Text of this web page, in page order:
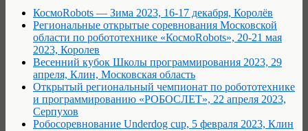
КосмоRobots — Зима 2023, 16-17 декабря, Королёв
Региональные открытые соревнования Московской
области по робототехнике «КосмоRobots», 20-21 мая
2023, Королев
Весенний кубок Школы программирования 2023, 29
апреля, Клин, Московская область
Открытый региональный чемпионат по робототехнике
и программированию «РОБОСЛЕТ», 22 апреля 2023,
Серпухов
Робосоревнование Underdog cup, 5 февраля 2023, Клин